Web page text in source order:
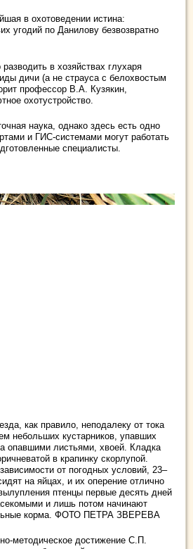
в охотоведении истина:
угодий по Данилову безвозвратно
в хозяйствах глухаря
дичи (а не страуса с белохвостым
профессор В.А. Кузякин,
охотустройство.
наука, однако здесь есть одно
и ГИС-системами могут работать
специалисты.
как правило, неподалеку от тока
небольших кустарников, упавших
опавшими листьями, хвоей. Кладка
в крапинку скорлупой.
от погодных условий, 23–
на яйцах, и их оперение отлично
птенцы первые десять дней
и лишь потом начинают
корма. ФОТО ПЕТРА ЗВЕРЕВА
методическое достижение С.П.